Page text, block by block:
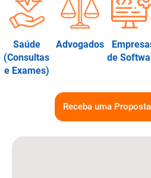
Saúde
(Consultas
e Exames)
Advogados
de
Receba uma